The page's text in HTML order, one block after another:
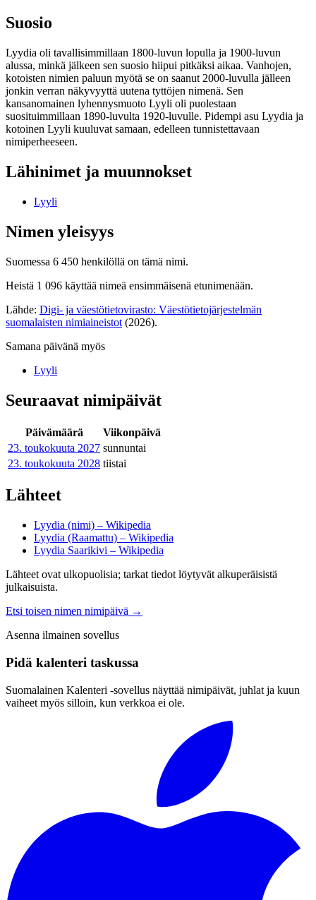
Suosio
Lyydia oli tavallisimmillaan 1800-luvun lopulla ja 1900-luvun
alussa, minkä jälkeen sen suosio hiipui pitkäksi aikaa. Vanhojen,
kotoisten nimien paluun myötä se on saanut 2000-luvulla jälleen
jonkin verran näkyvyyttä uutena tyttöjen nimenä. Sen
kansanomainen lyhennysmuoto Lyyli oli puolestaan
suosituimmillaan 1890-luvulta 1920-luvulle. Pidempi asu Lyydia ja
kotoinen Lyyli kuuluvat samaan, edelleen tunnistettavaan
nimiperheeseen.
Lähinimet ja muunnokset
Lyyli
Nimen yleisyys
Suomessa 6 450 henkilöllä on tämä nimi.
Heistä 1 096 käyttää nimeä ensimmäisenä etunimenään.
Lähde: Digi- ja väestötietovirasto: Väestötietojärjestelmän
suomalaisten nimiaineistot (2026).
Samana päivänä myös
Lyyli
Seuraavat nimipäivät
Päivämäärä
Viikonpäivä
23. toukokuuta 2027 sunnuntai
23. toukokuuta 2028 tiistai
Lähteet
Lyydia (nimi) – Wikipedia
Lyydia (Raamattu) – Wikipedia
Lyydia Saarikivi – Wikipedia
Lähteet ovat ulkopuolisia; tarkat tiedot löytyvät alkuperäisistä
julkaisuista.
Etsi toisen nimen nimipäivä →
Asenna ilmainen sovellus
Pidä kalenteri taskussa
Suomalainen Kalenteri ‑sovellus näyttää nimipäivät, juhlat ja kuun
vaiheet myös silloin, kun verkkoa ei ole.